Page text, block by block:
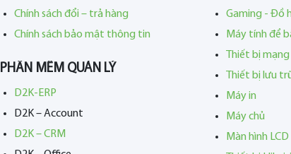
Chính sách đổi – trả hàng
Chính sách bảo mật thông tin
PHẦN MỀM QUẢN LÝ
D2K-ERP
D2K – Account
D2K – CRM
Gaming - Đồ
Máy tính để
Thiết bị mạng
Thiết bị lưu
Máy in
Máy chủ
Màn hình LCD